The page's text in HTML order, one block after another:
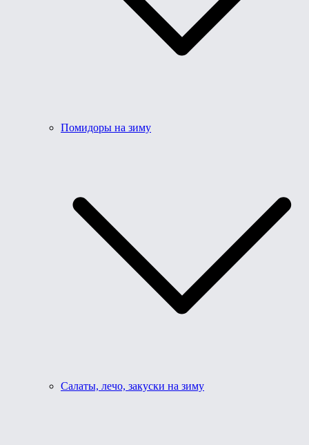
Помидоры на зиму
Салаты, лечо, закуски на зиму